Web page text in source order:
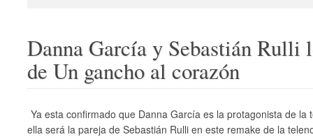
Danna García y Sebastián Rulli
de Un gancho al corazón
Ya esta confirmado que Danna García es la protagonista de la
ella será la pareja de Sebastián Rulli en este remake de la